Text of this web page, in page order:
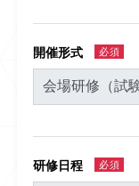
開催形式 必須
研修日程 必須